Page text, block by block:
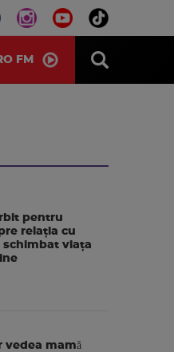
FM
pentru
relația cu
schimbat viața
vedea mamǎ